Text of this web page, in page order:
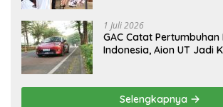
1 Juli 2026
GAC Catat Pertumbuhan
Indonesia, Aion UT Jadi
Selengkapnya